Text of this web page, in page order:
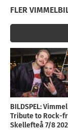
FLER
BILDSPEL:
Tribute to Rock-
Skellefteå 7/8